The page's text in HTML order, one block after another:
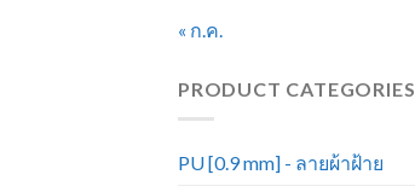
« ก.ค.
PRODUCT CATEGORIES
PU [0.9 mm] - ลายผ้าฝ้าย